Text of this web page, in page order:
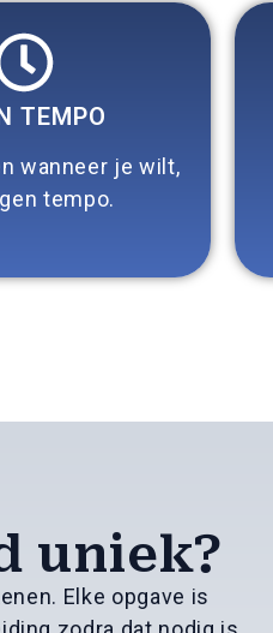
TEMPO
wanneer je wilt,
tempo.
uniek?
Elke opgave is